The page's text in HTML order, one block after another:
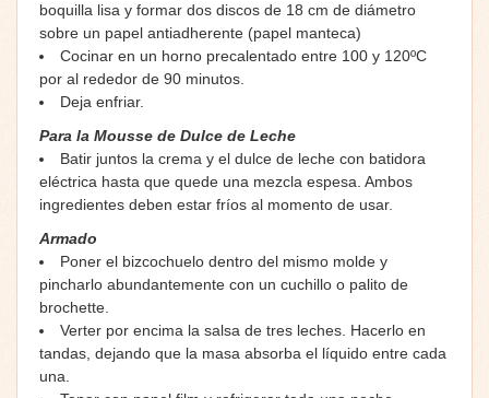
boquilla lisa y formar dos discos de 18 cm de diámetro
sobre un papel antiadherente (papel manteca)
Cocinar en un horno precalentado entre 100 y 120ºC
por al rededor de 90 minutos.
Deja enfriar.
Para la Mousse de Dulce de Leche
Batir juntos la crema y el dulce de leche con batidora
eléctrica hasta que quede una mezcla espesa. Ambos
ingredientes deben estar fríos al momento de usar.
Armado
Poner el bizcochuelo dentro del mismo molde y
pincharlo abundantemente con un cuchillo o palito de
brochette.
Verter por encima la salsa de tres leches. Hacerlo en
tandas, dejando que la masa absorba el líquido entre cada
una.